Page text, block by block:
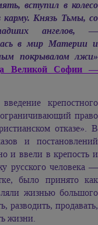
вступил в колесо
карму. Князь Тьмы, со
ангелов, —
в мир Материи и
покрывалом лжи»
Великой Софии —
крепостного
право
отказе». В
и постановлений
и ввели в крепость и
русского человека —
было принято как
жизнью большого
разводить, продавать,
жизни.